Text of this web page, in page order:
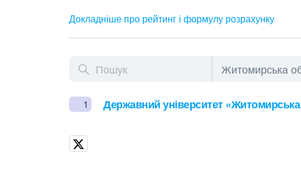
Докладніше про рейтинг і формулу розрахунку
1 Державний університет